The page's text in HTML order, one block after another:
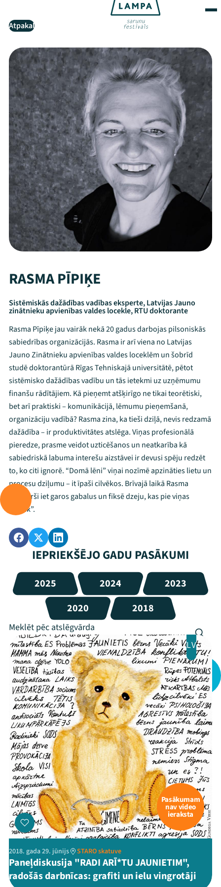
Atpakaļ
RASMA PĪPIĶE
Sistēmiskās dažādības vadības eksperte, Latvijas Jauno
zinātnieku apvienības valdes locekle, RTU doktorante
Rasma Pīpiķe jau vairāk nekā 20 gadus darbojas pilsoniskās
sabiedrības organizācijās. Rasma ir arī viena no Latvijas
Jauno Zinātnieku apvienības valdes loceklēm un šobrīd
studē doktorantūrā Rīgas Tehniskajā universitātē, pētot
sistēmisko dažādības vadību un tās ietekmi uz uzņēmumu
finanšu rādītājiem. Kā pieņemt atšķirīgo ne tikai teorētiski,
bet arī praktiski – komunikācijā, lēmumu pieņemšanā,
organizāciju vadībā? Rasma zina, ka tieši dziļā, nevis redzamā
dažādība – ir produktivitātes atslēga. Viņas profesionālā
pieredze, prasme veidot uzticēšanos un neatkarība kā
sabiedriskā labuma interešu aizstāvei ir devusi spēju redzēt
to, ko citi ignorē. “Domā lēni” viņai nozīmē apzināties lietu un
procesu dziļumu – it īpaši cilvēkos. Brīvajā laikā Rasma
vienkārši iet garos gabalus un fiksē dzeju, kas pie viņas
“atnāk”.
IEPRIEKŠĒJO GADU PASĀKUMI
2025 2024
2023
2020
2018
LV
Pasākumam
nav video
ieraksta
2018. gada 29. jūnijs STARO skatuve
Paneļdiskusija "RADI ARĪ*TU JAUNIETIM",
radošās darbnīcas: grafiti un ielu vingrotāji